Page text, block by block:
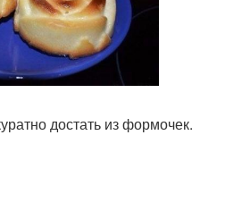
достать из формочек.